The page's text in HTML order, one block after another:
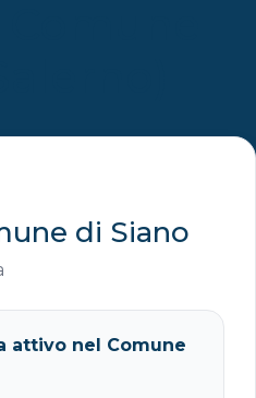
di Siano
attivo nel Comune